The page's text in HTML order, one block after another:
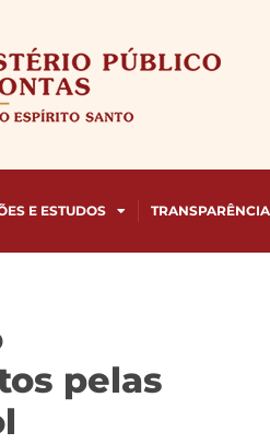
E ESTUDOS TRANSPARÊNCIA
pelas